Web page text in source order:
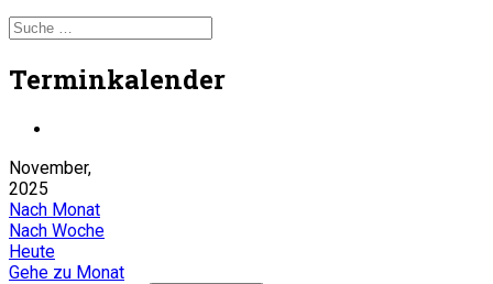
Terminkalender
November,
2025
Nach Monat
Nach Woche
Heute
Gehe zu Monat